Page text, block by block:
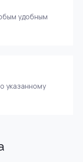
удобным
указанному